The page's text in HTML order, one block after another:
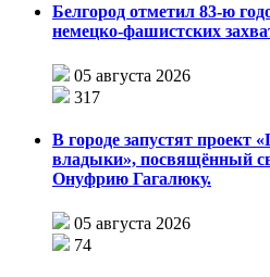
Белгород отметил 83-ю
немецко-фашистских
05 августа 2026
317
В городе запустят проект
владыки», посвящённый
Онуфрию Гагалюку.
05 августа 2026
74